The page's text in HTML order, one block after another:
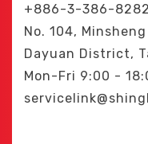
+886-3-386-8282
No. 104,
Dayuan District,
Mon-Fri 9:00 -